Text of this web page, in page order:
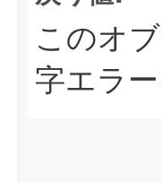
このオ
字エラ